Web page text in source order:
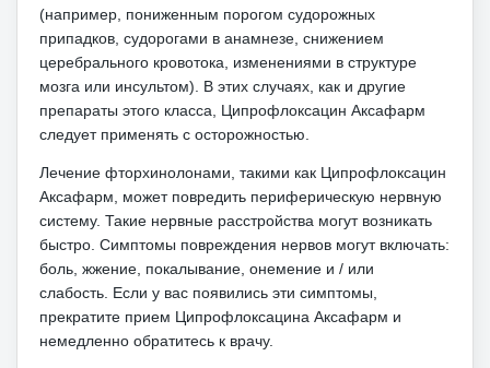
(например, пониженным порогом судорожных
припадков, судорогами в анамнезе, снижением
церебрального кровотока, изменениями в структуре
мозга или инсультом). В этих случаях, как и другие
препараты этого класса, Ципрофлоксацин Аксафарм
следует применять с осторожностью.
Лечение фторхинолонами, такими как Ципрофлоксацин
Аксафарм, может повредить периферическую нервную
систему. Такие нервные расстройства могут возникать
быстро. Симптомы повреждения нервов могут включать:
боль, жжение, покалывание, онемение и / или
слабость. Если у вас появились эти симптомы,
прекратите прием Ципрофлоксацина Аксафарм и
немедленно обратитесь к врачу.